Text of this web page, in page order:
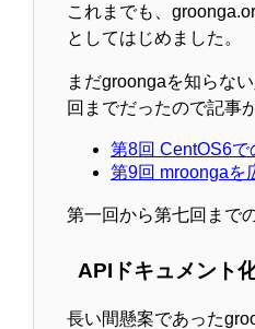
これまでも、
としてはじめました。
まだgroongaを知らな
回までだったので記事
第8回 CentOS6
第9回 mroongaを
第一回から第七回まで
APIドキュメント
長い間懸案であった